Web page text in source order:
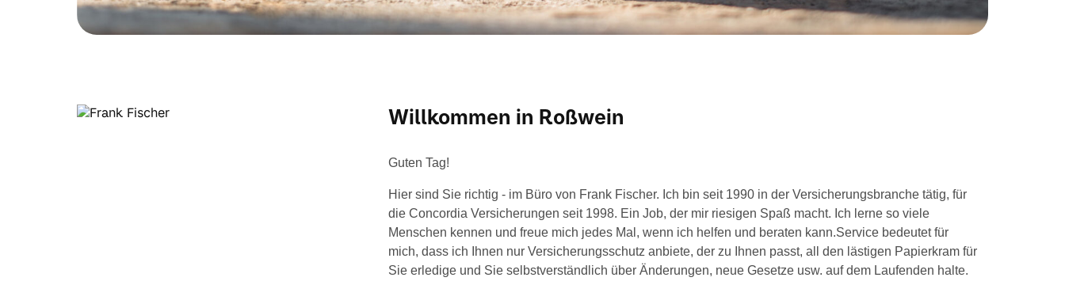
Willkommen in Roßwein
Guten Tag!
Hier sind Sie richtig - im Büro von Frank Fischer. Ich bin seit 1990 in der Versicherungsbranche tätig, für
die Concordia Versicherungen seit 1998. Ein Job, der mir riesigen Spaß macht. Ich lerne so viele
Menschen kennen und freue mich jedes Mal, wenn ich helfen und beraten kann.Service bedeutet für
mich, dass ich Ihnen nur Versicherungsschutz anbiete, der zu Ihnen passt, all den lästigen Papierkram für
Sie erledige und Sie selbstverständlich über Änderungen, neue Gesetze usw. auf dem Laufenden halte.